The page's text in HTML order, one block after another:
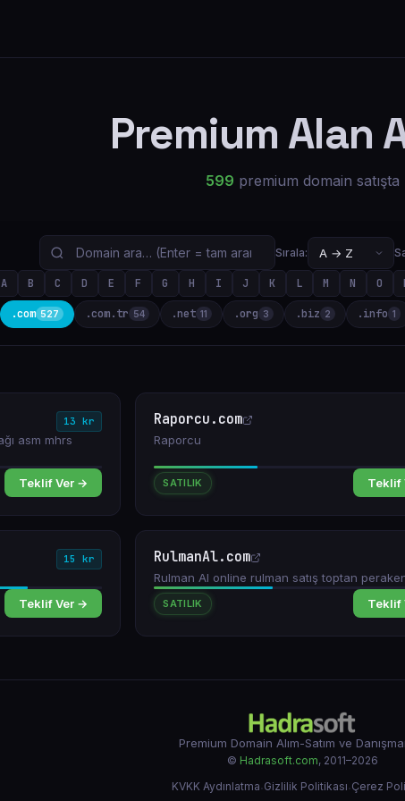
Premium Alan
599 premium domain satışta
Sırala:
A B C D E F G H I J K L M N O
.com 527 .com.tr 54 .net 11 .org 3 .biz 2 .info 1
13 kr
asm mhrs
Teklif Ver →
Raporcu.com
Raporcu
SATILIK Teklif
15 kr
Teklif Ver →
RulmanAl.com
Rulman Al online rulman satış toptan
SATILIK Teklif
Premium Domain Alım-Satım ve
© Hadrasoft.com, 2011–2026
KVKK Aydınlatma·Gizlilik Politikası·Çerez